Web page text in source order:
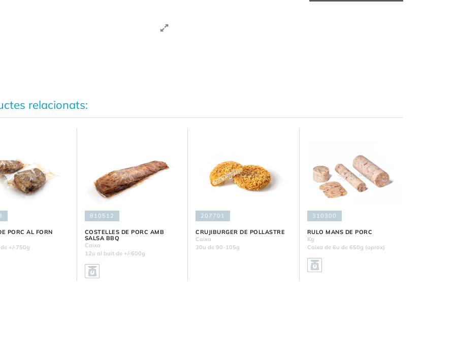
relacionats:
PORC AL FORN
+/-750g
810512
COSTELLES DE PORC AMB
SALSA BBQ
Caixa
12u al buit de +/-600g
207701
CRUJIBURGER DE POLLASTRE
Caixa
30u de 90-105g
310300
RULO MANS DE PORC
Kg
Caixa de 6u de 650g (aprox)